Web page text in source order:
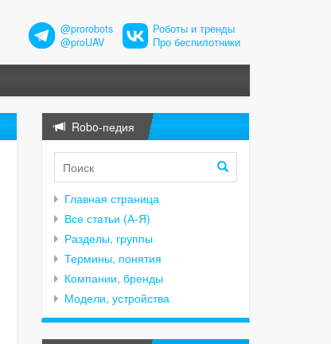
@prorobots
@proUAV
Роботы и тренды
Про беспилотники
Robo-педия
Главная страница
Все статьи (А-Я)
Разделы, группы
Термины, понятия
Компании, бренды
Модели, устройства